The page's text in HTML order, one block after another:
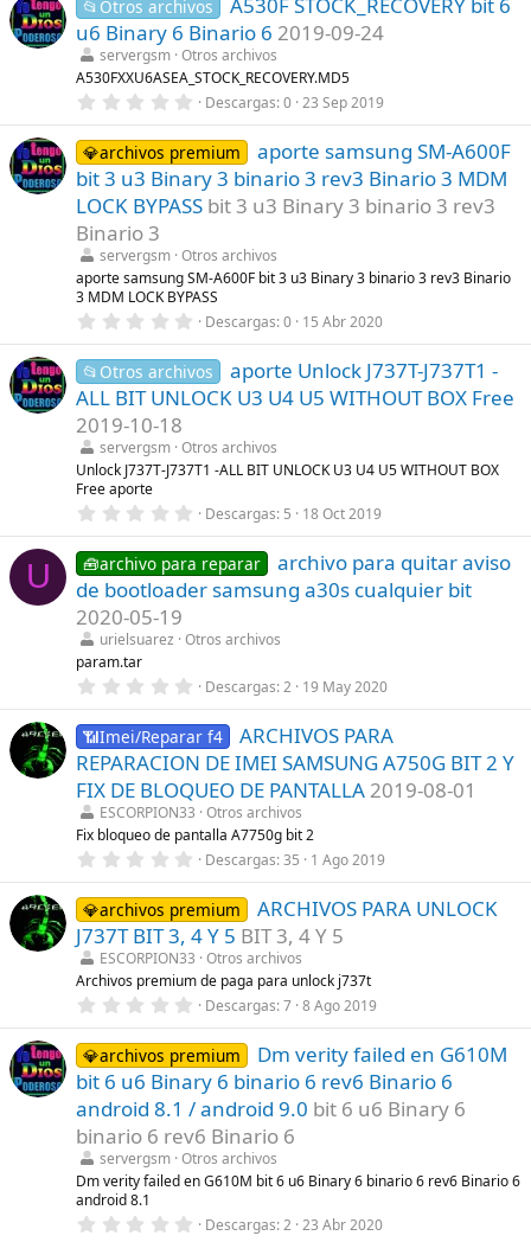
(
s
)
e
s
t
r
e
l
a
(
s
)
📂Otros archivos
u6 Binary 6 Binario 6 2019-09-24
servergsm Otros archivos
A530FXXU6ASEA_STOCK_RECOVERY.MD5
0
0
0
e
s
t
r
l
l
a
(
s
Descargas 0 23 Sep 2019
💎archivos premium
aporte samsung SM-A600F
bit 3 u3 Binary 3 binario 3 rev3 Binario 3 MDM
LOCK BYPASS bit 3 u3 Binary 3 binario 3 rev3
Binario 3
servergsm Otros archivos
aporte samsung SM-A600F bit 3 u3 Binary 3 binario 3 rev3 Binario
3 MDM LOCK BYPASS
0
0
0
e
s
e
l
s
)
Descargas 0 15 Abr 2020
📂Otros archivos
aporte Unlock J737T-J737T1 -
ALL BIT UNLOCK U3 U4 U5 WITHOUT BOX Free
2019-10-18
servergsm Otros archivos
Unlock J737T-J737T1 -ALL BIT UNLOCK U3 U4 U5 WITHOUT BOX
Free aporte
0
0
0
e
s
e
a
(
s
)
Descargas 5 18 Oct 2019
U 🧰archivo para reparar
archivo para quitar aviso
de bootloader samsung a30s cualquier bit
2020-05-19
urielsuarez
Otros archivos
param.tar
0
0
0
e
s
t
r
e
l
a
(
s
)
Descargas 2 19 May 2020
📶Imei/Reparar f4
ARCHIVOS PARA
REPARACION DE IMEI SAMSUNG A750G BIT 2 Y
FIX DE BLOQUEO DE PANTALLA 2019-08-01
ESCORPION33
Otros archivos
Fix bloqueo de pantalla A7750g bit 2
0
0
0
e
s
t
r
e
l
a
(
s
)
Descargas 35 1 Ago 2019
💎archivos premium
ARCHIVOS PARA UNLOCK
J737T BIT 3, 4 Y 5 BIT 3, 4 Y 5
ESCORPION33
Otros archivos
Archivos premium de paga para unlock j737t
0
0
0
e
s
t
r
e
l
l
a
s
Descargas 7 8 Ago 2019
💎archivos premium
Dm verity failed en G610M
bit 6 u6 Binary 6 binario 6 rev6 Binario 6
android 8.1 / android 9.0 bit 6 u6 Binary 6
binario 6 rev6 Binario 6
servergsm Otros archivos
Dm verity failed en G610M bit 6 u6 Binary 6 binario 6 rev6 Binario 6
android 8.1
0 Descargas 2 23 Abr 2020